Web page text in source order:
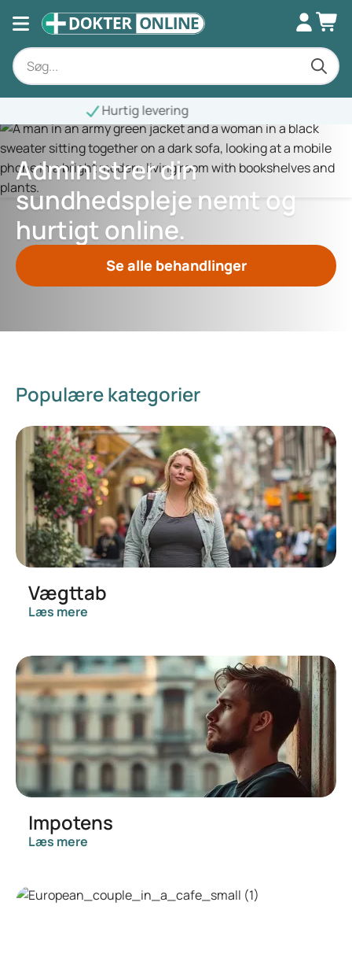
Administrer din
sundhedspleje nemt og
hurtigt online.
Se alle behandlinger
Populære kategorier
Vægttab
Læs mere
Impotens
Læs mere